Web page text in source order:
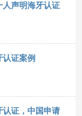
人声明海牙认证
证案例
认证，中国申请